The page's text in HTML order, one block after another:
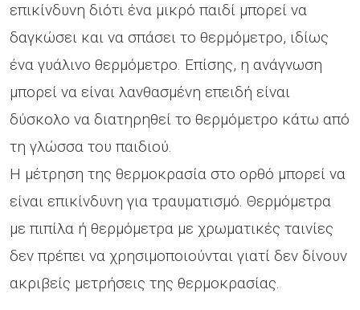
επικίνδυνη διότι ένα μικρό παιδί μπορεί να
δαγκώσει και να σπάσει το θερμόμετρο, ιδίως
ένα γυάλινο θερμόμετρο. Επίσης, η ανάγνωση
μπορεί να είναι λανθασμένη επειδή είναι
δύσκολο να διατηρηθεί το θερμόμετρο κάτω από
τη γλώσσα του παιδιού.
Η μέτρηση της θερμοκρασία στο ορθό μπορεί να
είναι επικίνδυνη για τραυματισμό. Θερμόμετρα
με πιπίλα ή θερμόμετρα με χρωματικές ταινίες
δεν πρέπει να χρησιμοποιούνται γιατί δεν δίνουν
ακριβείς μετρήσεις της θερμοκρασίας.